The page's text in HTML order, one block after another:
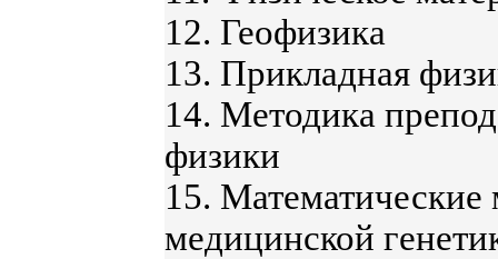
12. Геофизика
13. Прикладная
14. Методика
физики
15.
медицинской